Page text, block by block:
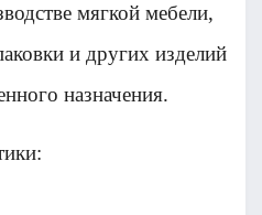
мягкой мебели,
и других изделий
назначения.